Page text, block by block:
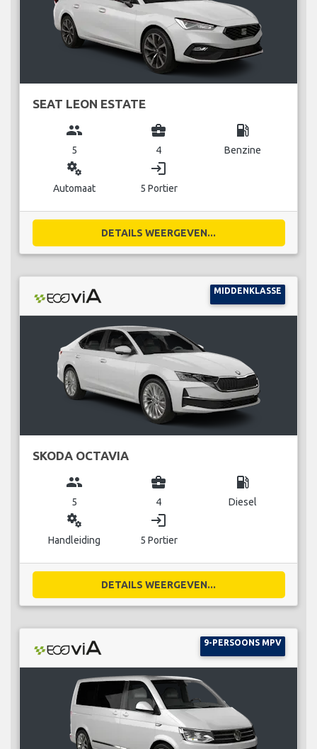
SEAT LEON ESTATE
group
5
business_center
4
local_gas_station
Benzine
miscellaneous_services
Automaat
login
5 Portier
DETAILS WEERGEVEN...
MIDDENKLASSE
SKODA OCTAVIA
group
5
business_center
4
local_gas_station
Diesel
miscellaneous_services
Handleiding
login
5 Portier
DETAILS WEERGEVEN...
9-PERSOONS MPV